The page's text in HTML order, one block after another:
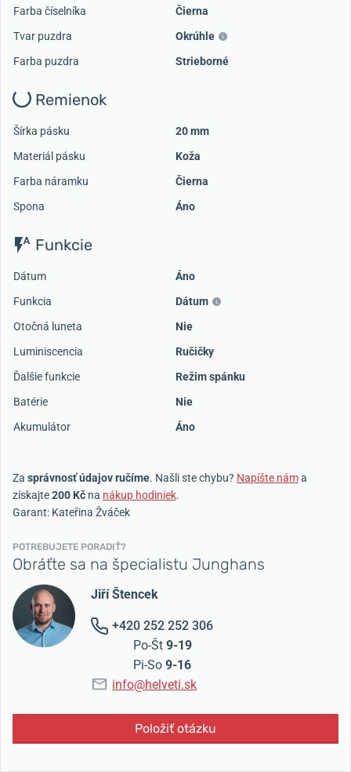
Farba číselníka
Čierna
Tvar puzdra
Okrúhle
Farba puzdra
Strieborné
Remienok
Šírka pásku
20 mm
Materiál pásku
Koža
Farba náramku
Čierna
Spona
Áno
Funkcie
Dátum
Áno
Funkcia
Dátum
Otočná luneta
Nie
Luminiscencia
Ručičky
Ďalšie funkcie
Režim spánku
Batérie
Nie
Akumulátor
Áno
Za správnosť údajov ručíme. Našli ste chybu? Napíšte náma
získajte200 Kč na nákup hodiniek.
Garant: Kateřina Žváček
POTREBUJETE PORADIŤ?
Obráťte sa na špecialistu Junghans
Jiří Štencek
+420 252 252 306
Po-Št 9-19
Pi-So 9-16
info@helveti.sk
Položiť otázku